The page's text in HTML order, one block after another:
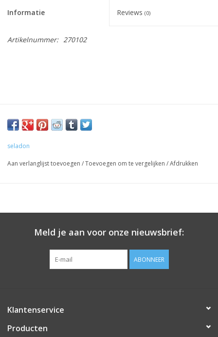
Informatie Reviews (0)
Artikelnummer: 270102
seladon
Aan verlanglijst toevoegen /Toevoegen om te vergelijken /Afdrukken
Meld je aan voor onze nieuwsbrief:
ABONNEER
Klantenservice
Producten